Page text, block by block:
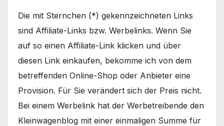
Die mit Sternchen (*) gekennzeichneten Links
sind Affiliate-Links bzw. Werbelinks. Wenn Sie
auf so einen Affiliate-Link klicken und über
diesen Link einkaufen, bekomme ich von dem
betreffenden Online-Shop oder Anbieter eine
Provision. Für Sie verändert sich der Preis nicht.
Bei einem Werbelink hat der Werbetreibende den
Kleinwagenblog mit einer einmaligen Summe für